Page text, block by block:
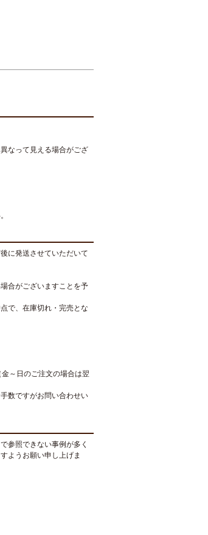
なって見える場合がござ
に発送させていただいて
合がございますことを予
で、在庫切れ・完売とな
～日のご注文の場合は翌
数ですがお問い合わせい
参照できない事例が多く
ようお願い申し上げま